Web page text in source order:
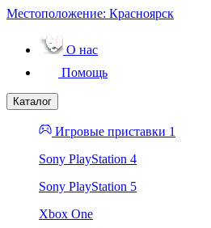
Местоположение: Красноярск
О нас
Помощь
Каталог
Игровые приставки 1
Sony PlayStation 4
Sony PlayStation 5
Xbox One